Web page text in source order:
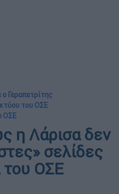
Γεραπετρίτης
του ΟΣΕ
ΟΣΕ
η Λάρισα δεν
σελίδες
του ΟΣΕ